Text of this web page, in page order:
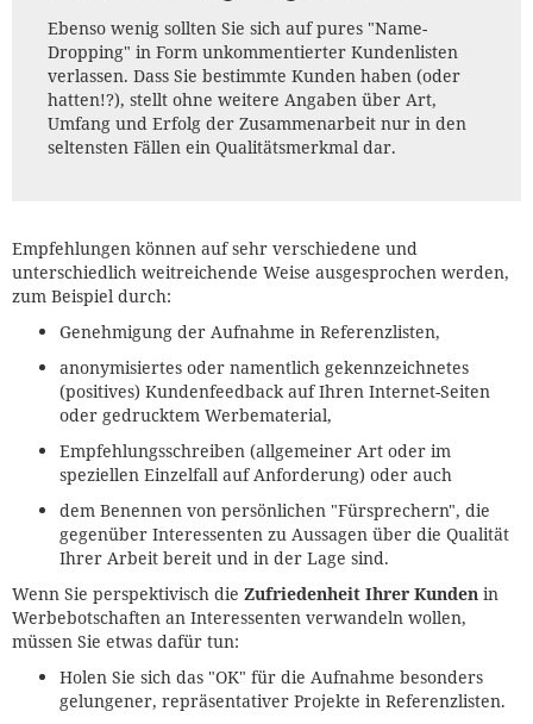
Ebenso wenig sollten Sie sich auf pures "Name-
Dropping" in Form unkommentierter Kundenlisten
verlassen. Dass Sie bestimmte Kunden haben (oder
hatten!?), stellt ohne weitere Angaben über Art,
Umfang und Erfolg der Zusammenarbeit nur in den
seltensten Fällen ein Qualitätsmerkmal dar.
Empfehlungen können auf sehr verschiedene und
unterschiedlich weitreichende Weise ausgesprochen werden,
zum Beispiel durch:
Genehmigung der Aufnahme in Referenzlisten,
anonymisiertes oder namentlich gekennzeichnetes
(positives) Kundenfeedback auf Ihren Internet-Seiten
oder gedrucktem Werbematerial,
Empfehlungsschreiben (allgemeiner Art oder im
speziellen Einzelfall auf Anforderung) oder auch
dem Benennen von persönlichen "Fürsprechern", die
gegenüber Interessenten zu Aussagen über die Qualität
Ihrer Arbeit bereit und in der Lage sind.
Wenn Sie perspektivisch die Zufriedenheit Ihrer Kunden in
Werbebotschaften an Interessenten verwandeln wollen,
müssen Sie etwas dafür tun:
Holen Sie sich das "OK" für die Aufnahme besonders
gelungener, repräsentativer Projekte in Referenzlisten.